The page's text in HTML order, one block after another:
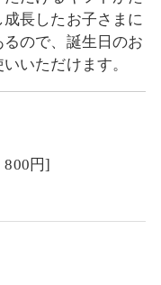
長したお子さまに
ので、誕生日のお
いただけます。
800円]